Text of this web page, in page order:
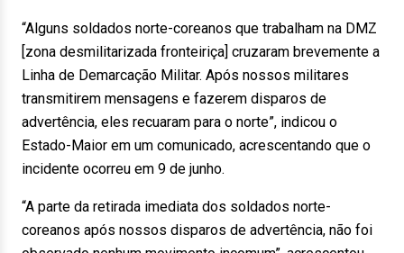
“Alguns soldados norte-coreanos que trabalham na DMZ
[zona desmilitarizada fronteiriça] cruzaram brevemente a
Linha de Demarcação Militar. Após nossos militares
transmitirem mensagens e fazerem disparos de
advertência, eles recuaram para o norte”, indicou o
Estado-Maior em um comunicado, acrescentando que o
incidente ocorreu em 9 de junho.
“A parte da retirada imediata dos soldados norte-
coreanos após nossos disparos de advertência, não foi